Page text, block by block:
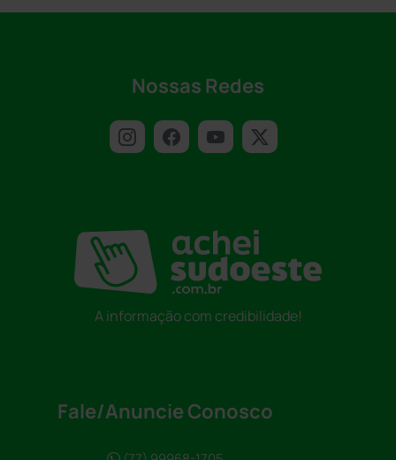
Nossas Redes
A informação com credibilidade!
Fale/Anuncie Conosco